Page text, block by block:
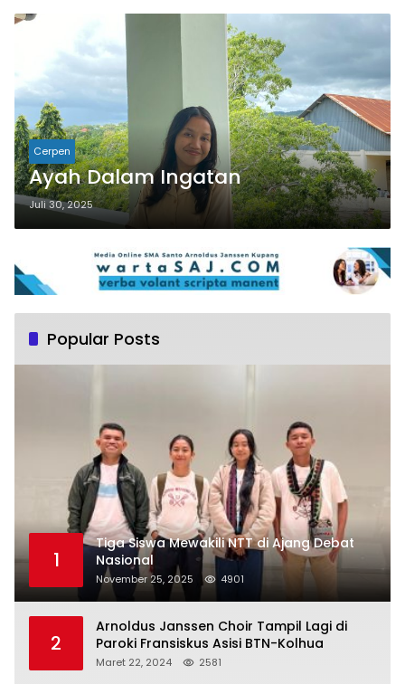
Cerpen
Ayah Dalam Ingatan
Juli 30, 2025
Popular Posts
1
Tiga Siswa Mewakili NTT di Ajang Debat
Nasional
November 25, 2025 4901
2
Arnoldus Janssen Choir Tampil Lagi di
Paroki Fransiskus Asisi BTN-Kolhua
Maret 22, 2024 2581